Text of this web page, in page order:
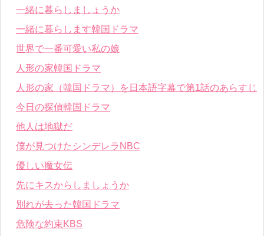
一緒に暮らしましょうか
一緒に暮らします韓国ドラマ
世界で一番可愛い私の娘
人形の家韓国ドラマ
人形の家（韓国ドラマ）を日本語字幕で第1話のあらすじ
今日の探偵韓国ドラマ
他人は地獄だ
僕が見つけたシンデレラNBC
優しい魔女伝
先にキスからしましょうか
別れが去った韓国ドラマ
危険な約束KBS